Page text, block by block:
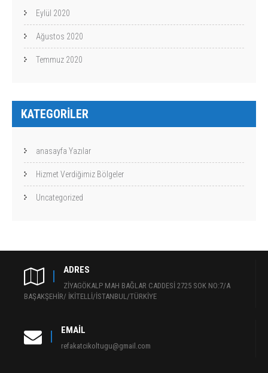
Eylül 2020
Ağustos 2020
Temmuz 2020
KATEGORILER
anasayfa Yazılar
Hizmet Verdiğimiz Bölgeler
Uncategorized
ADRES
ZİYAGÖKALP MAH BAĞLAR CADDESİ 2725 SOK NO:7/A
BAŞAKŞEHİR/ İKİTELLİ/İSTANBUL/TÜRKİYE
EMAIL
refakatcikoltugu@gmail.com